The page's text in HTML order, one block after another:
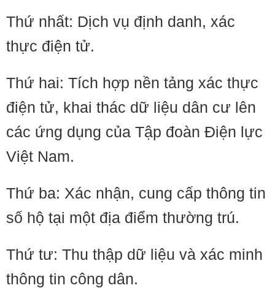
Thứ nhất: Dịch vụ định danh, xác
thực điện tử.
Thứ hai: Tích hợp nền tảng xác thực
điện tử, khai thác dữ liệu dân cư lên
các ứng dụng của Tập đoàn Điện lực
Việt Nam.
Thứ ba: Xác nhận, cung cấp thông tin
số hộ tại một địa điểm thường trú.
Thứ tư: Thu thập dữ liệu và xác minh
thông tin công dân.